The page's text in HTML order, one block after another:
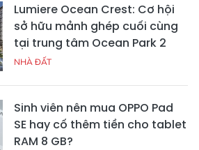
Lumiere Ocean Crest: Cơ hội
sở hữu mảnh ghép cuối cùng
tại trung tâm Ocean Park 2
NHÀ ĐẤT
Sinh viên nên mua OPPO Pad
SE hay cố thêm tiền cho tablet
RAM 8 GB?